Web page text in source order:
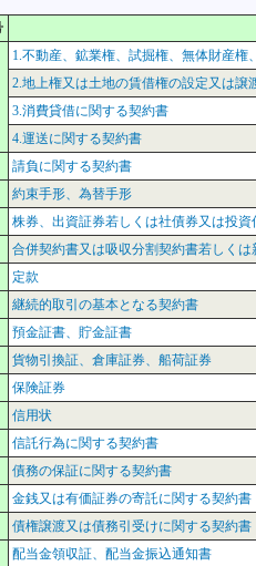
1.不動産、鉱業権、試掘権、無体財産
2.地上権又は土地の賃借権の設定又は譲
3.消費貸借に関する契約書
4.運送に関する契約書
請負に関する契約書
約束手形、為替手形
株券、出資証券若しくは社債券又は投
合併契約書又は吸収分割契約書若しくは
定款
継続的取引の基本となる契約書
預金証書、貯金証書
貨物引換証、倉庫証券、船荷証券
保険証券
信用状
信託行為に関する契約書
債務の保証に関する契約書
金銭又は有価証券の寄託に関する契約書
債権譲渡又は債務引受けに関する契約書
配当金領収証、配当金振込通知書